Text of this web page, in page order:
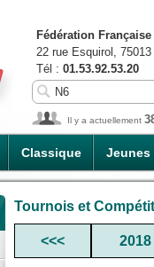
Classique Jeunes
Fédération
22 rue Esquirol,
Tél : 01.53.92.53.20
Il y a actuellement
Tournois et
<<< 2018